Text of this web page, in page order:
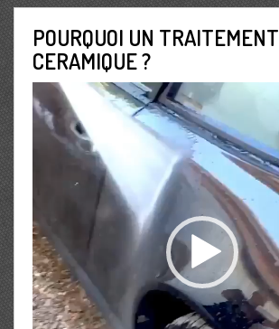
POURQUOI UN TRAITEMENT
CERAMIQUE ?
Lecteur
vidéo